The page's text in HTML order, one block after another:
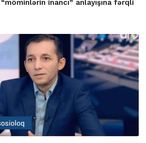
inancı” anlayışına fərqli